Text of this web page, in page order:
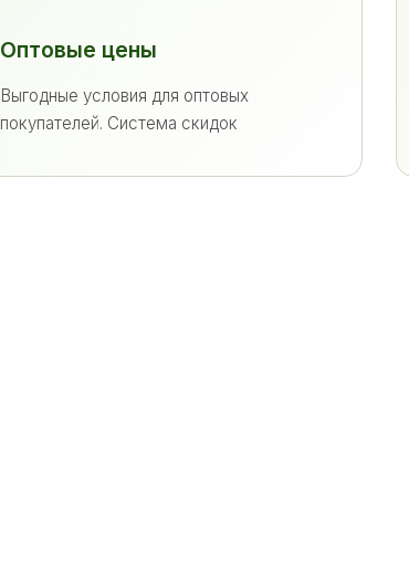
Оптовые цены
Выгодные условия для оптовых
покупателей. Система скидок